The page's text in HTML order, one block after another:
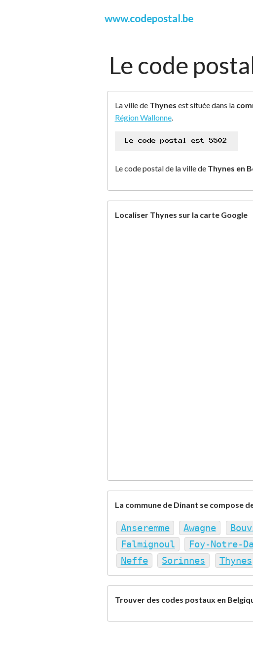
www.codepostal.be
Le code
La ville de Thynes est située dans la
Région Wallonne.
Le code postal de la ville de Thynes en
Localiser Thynes sur la carte Google
La commune de Dinant se compose
Anseremme Awagne
Falmignoul
Foy-Notre-
Neffe
Sorinnes Thynes
Trouver des codes postaux en